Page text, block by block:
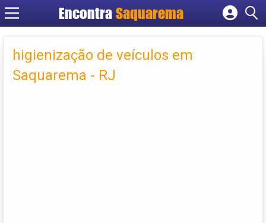
Encontra Saquarema
Cadastrar empresa
Criar conta
higienização de veículos em
Saquarema - RJ